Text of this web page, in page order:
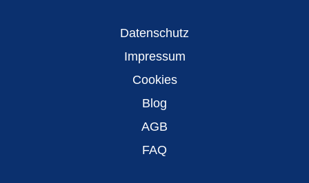
Datenschutz
Impressum
Cookies
Blog
AGB
FAQ